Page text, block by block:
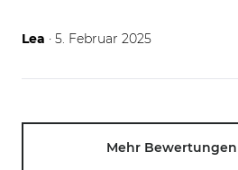
Lea 05.02.25
· 5. Februar 2025
Mehr